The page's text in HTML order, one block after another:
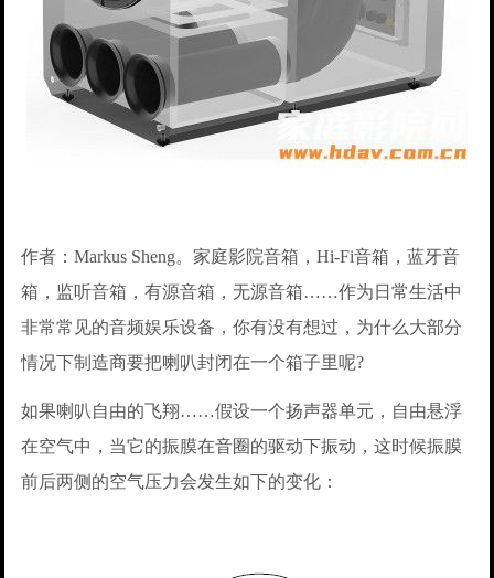
作者：Markus Sheng。家庭影院音箱，Hi-Fi音箱，蓝牙音
箱，监听音箱，有源音箱，无源音箱……作为日常生活中
非常常见的音频娱乐设备，你有没有想过，为什么大部分
情况下制造商要把喇叭封闭在一个箱子里呢?
如果喇叭自由的飞翔……假设一个扬声器单元，自由悬浮
在空气中，当它的振膜在音圈的驱动下振动，这时候振膜
前后两侧的空气压力会发生如下的变化：